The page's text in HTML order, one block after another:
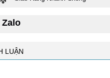
Zalo
LUẬN